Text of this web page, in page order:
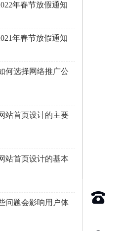
年春节放假通知
年春节放假通知
何选择网络推广公
站首页设计的主要
站首页设计的基本
问题会影响用户体